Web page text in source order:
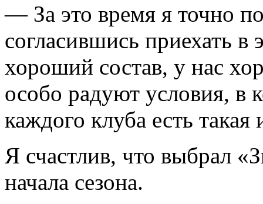
— За это время я точно
согласившись приехать в
хороший состав, у нас
особо радуют условия, в
каждого клуба есть такая
Я счастлив, что выбрал
начала сезона.